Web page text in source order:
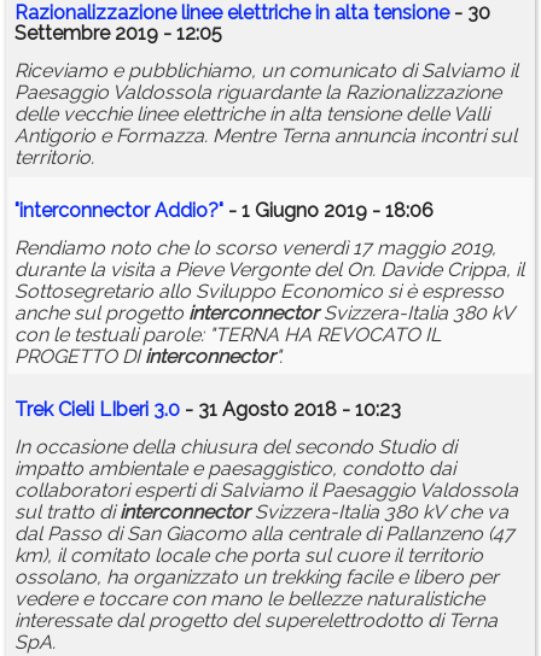
Annunci
Razionalizzazione linee elettriche in alta tensione- 30
Settembre 2019 - 12:05
Riceviamo e pubblichiamo, un comunicato di Salviamo il
Paesaggio Valdossola riguardante la Razionalizzazione
delle vecchie linee elettriche in alta tensione delle Valli
Antigorio e Formazza. Mentre Terna annuncia incontri sul
territorio.
"interconnectorAddio?" - 1 Giugno 2019 - 18:06
Rendiamo noto che lo scorso venerdì 17 maggio 2019,
durante la visita a Pieve Vergonte del On. Davide Crippa, il
Sottosegretario allo Sviluppo Economico si è espresso
anche sul progetto interconnectorSvizzera-Italia 380 kV
con le testuali parole: "TERNA HA REVOCATO IL
PROGETTO DIinterconnector".
Trek Cieli LIberi 3.0 - 31 Agosto 2018 - 10:23
In occasione della chiusura del secondo Studio di
impatto ambientale e paesaggistico, condotto dai
collaboratori esperti di Salviamo il Paesaggio Valdossola
sul tratto diinterconnectorSvizzera-Italia 380 kV che va
dal Passo di San Giacomo alla centrale di Pallanzeno (47
km), il comitato locale che porta sul cuore il territorio
ossolano, ha organizzato un trekking facile e libero per
vedere e toccare con mano le bellezze naturalistiche
interessate dal progetto del superelettrodotto di Terna
SpA.